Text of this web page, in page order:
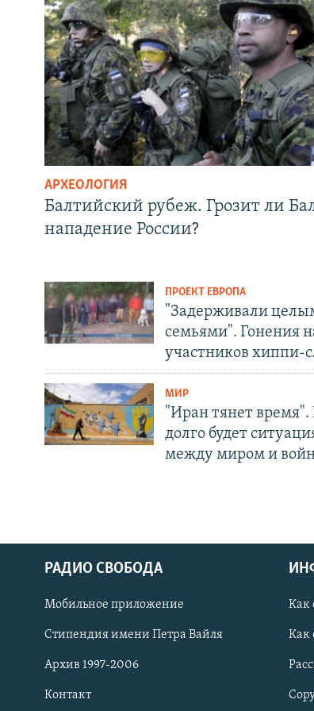
СОЦИАЛЬНЫЕ СЕТИ
АРХЕОЛОГИЯ
Балтийский рубеж. Грозит ли
нападение России?
ПРОЕКТ ЕВРОПА
"Задерживали
семьями". Гонения
участников хиппи-
МИР
"Иран тянет время".
долго будет
между миром и
РАДИО СВОБОДА
Мобильное приложение
Стипендия имени Петра Вайля
Архив 1997-2006
Контакт
Как
Как